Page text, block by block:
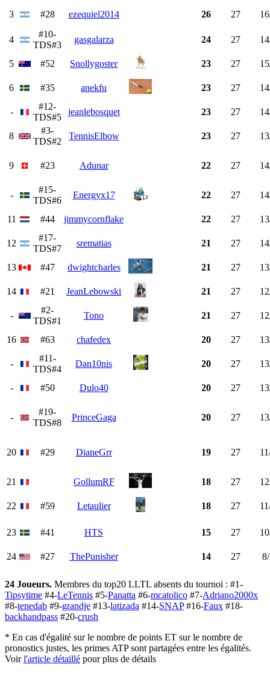
3 #28 ezequiel2014 26 27
4
#10-
TDS#3
gasgalarza 24 27
5 #52 Snollygoster 23 27
6 #35 anekfu 23 27
-
#12-
TDS#5
jeanlebosquet 23 27
8
#3-
TDS#2
TennisElbow 23 27
9 #23 Adunar 22 27
-
#15-
TDS#6
Energyx17 22 27
11 #44 jimmycornflake 22 27
12
#17-
TDS#7
srematias 21 27
13 #47 dwightcharles 21 27
14 #21 JeanLebowski 21 27
-
#2-
TDS#1
Tono 21 27
16 #63 chafedex 20 27
-
#11-
TDS#4
Dan10nis 20 27
- #50 Dulo40 20 27
-
#19-
TDS#8
PrinceGaga 20 27
20 #29 DianeGrr 19 27
21 GollumRF 18 27
22 #59 Letaulier 18 27
23 #41 HTS 15 27
24 #27 ThePunisher 14 27
24 Joueurs. Membres du top20 LLTL absents du tournoi : #1-
Tipsytime #4-LeTennis #5-Panatta #6-mcatolico #7-Adriano2000x
#8-tenedab #9-grandje #13-latizada #14-SNAP#16-Faux #18-
backhandpass #20-crush
* En cas d'égalité sur le nombre de points ET sur le nombre de
pronostics justes, les primes ATP sont partagées entre les égalités.
Voirl'article détaillé pour plus de détails